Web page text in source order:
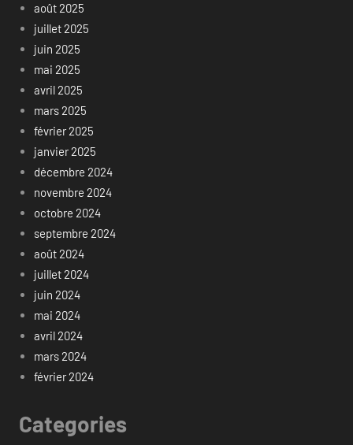
août 2025
juillet 2025
juin 2025
mai 2025
avril 2025
mars 2025
février 2025
janvier 2025
décembre 2024
novembre 2024
octobre 2024
septembre 2024
août 2024
juillet 2024
juin 2024
mai 2024
avril 2024
mars 2024
février 2024
Categories